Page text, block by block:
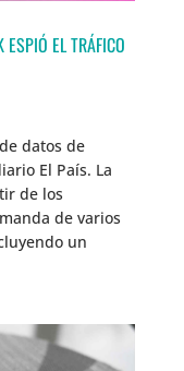
ESPIÓ EL TRÁFICO
datos de
El País. La
de los
de varios
un